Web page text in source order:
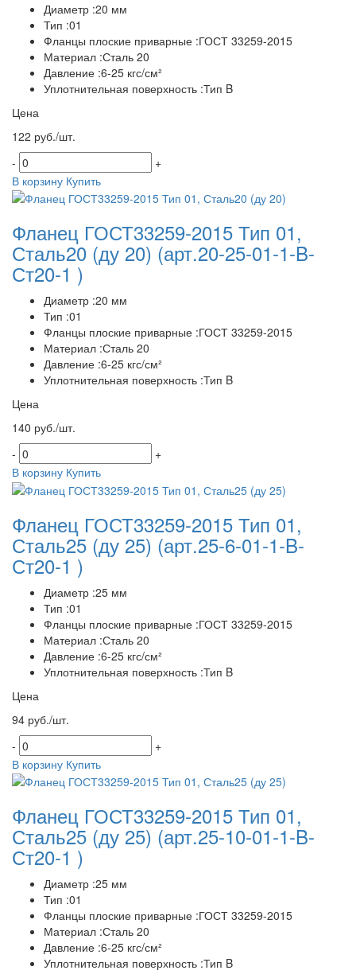
Диаметр :20 мм
Тип :01
Фланцы плоские приварные :ГОСТ 33259-2015
Материал :Сталь 20
Давление :6-25 кгс/см²
Уплотнительная поверхность :Тип B
Цена
122 руб./шт.
-
+
В корзину Купить
Фланец ГОСТ33259-2015 Тип 01,
Сталь20 (ду 20) (арт.20-25-01-1-B-
Ст20-1 )
Диаметр :20 мм
Тип :01
Фланцы плоские приварные :ГОСТ 33259-2015
Материал :Сталь 20
Давление :6-25 кгс/см²
Уплотнительная поверхность :Тип B
Цена
140 руб./шт.
-
+
В корзину Купить
Фланец ГОСТ33259-2015 Тип 01,
Сталь25 (ду 25) (арт.25-6-01-1-B-
Ст20-1 )
Диаметр :25 мм
Тип :01
Фланцы плоские приварные :ГОСТ 33259-2015
Материал :Сталь 20
Давление :6-25 кгс/см²
Уплотнительная поверхность :Тип B
Цена
94 руб./шт.
-
+
В корзину Купить
Фланец ГОСТ33259-2015 Тип 01,
Сталь25 (ду 25) (арт.25-10-01-1-B-
Ст20-1 )
Диаметр :25 мм
Тип :01
Фланцы плоские приварные :ГОСТ 33259-2015
Материал :Сталь 20
Давление :6-25 кгс/см²
Уплотнительная поверхность :Тип B